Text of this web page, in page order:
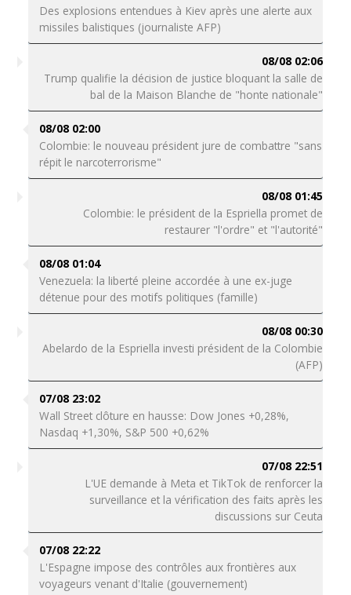
Des explosions entendues à Kiev après une alerte aux
missiles balistiques (journaliste AFP)
08/08 02:06
Trump qualifie la décision de justice bloquant la salle de
bal de la Maison Blanche de "honte nationale"
08/08 02:00
Colombie: le nouveau président jure de combattre "sans
répit le narcoterrorisme"
08/08 01:45
Colombie: le président de la Espriella promet de
restaurer "l'ordre" et "l'autorité"
08/08 01:04
Venezuela: la liberté pleine accordée à une ex-juge
détenue pour des motifs politiques (famille)
08/08 00:30
Abelardo de la Espriella investi président de la Colombie
(AFP)
07/08 23:02
Wall Street clôture en hausse: Dow Jones +0,28%,
Nasdaq +1,30%, S&P 500 +0,62%
07/08 22:51
L'UE demande à Meta et TikTok de renforcer la
surveillance et la vérification des faits après les
discussions sur Ceuta
07/08 22:22
L'Espagne impose des contrôles aux frontières aux
voyageurs venant d'Italie (gouvernement)